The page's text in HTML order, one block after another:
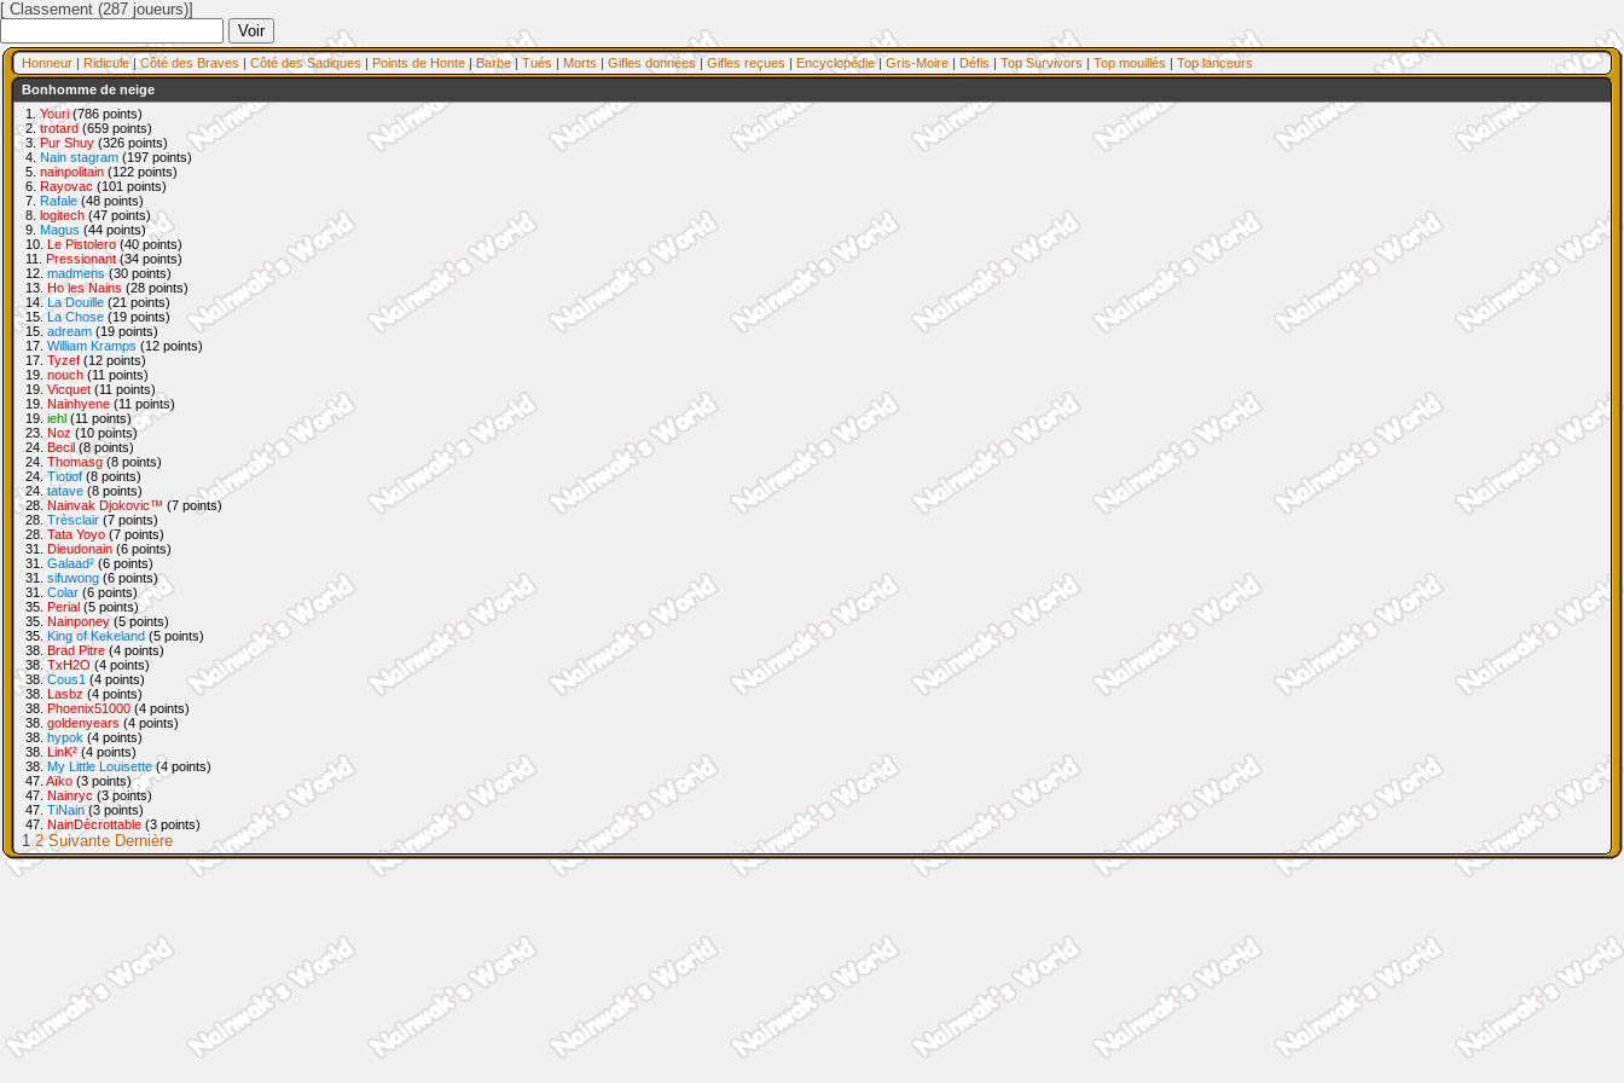
[ Classement (287 joueurs)]
Honneur | Ridicule|Côté des Braves | Côté des Sadiques | Points de Honte |Barbe| Tués | Morts | Gifles données | Gifles reçues | Encyclopédie| Gris-Moire | Défis | Top Survivors | Top mouillés | Top lanceurs
Bonhomme de neige
1. Youri(786 points)
2.trotard (659 points)
3. Pur Shuy (326 points)
4. Nain stagram (197 points)
5. nainpolitain (122 points)
6. Rayovac (101 points)
7. Rafale (48 points)
8. logitech (47 points)
9. Magus (44 points)
10. Le Pistolero(40 points)
11. Pressionant(34 points)
12. madmens(30 points)
13. Ho les Nains (28 points)
14.La Douille (21 points)
15.La Chose (19 points)
15. adream (19 points)
17. William Kramps (12 points)
17. Tyzef (12 points)
19. nouch (11 points)
19. Vicquet (11 points)
19. Nainhyene (11 points)
19. iehl (11 points)
23. Noz (10 points)
24. Becil (8 points)
24. Thomasg(8 points)
24.Tiotiof(8 points)
24.tatave (8 points)
28. Nainvak Djokovic™ (7 points)
28. Trèsclair (7 points)
28. Tata Yoyo (7 points)
31. Dieudonain (6 points)
31. Galaad² (6 points)
31. sifuwong (6 points)
31. Colar (6 points)
35. Perial (5 points)
35. Nainponey(5 points)
35. King of Kekeland (5 points)
38. Brad Pitre (4 points)
38.TxH2O (4 points)
38.Cous1 (4 points)
38. Lasbz (4 points)
38. Phoenix51000 (4 points)
38. goldenyears (4 points)
38. hypok (4 points)
38. LinK² (4 points)
38. My Little Louisette(4 points)
47. Aïko (3 points)
47. Nainryc (3 points)
47. TiNain(3 points)
47. NainDécrottable (3 points)
1 2 Suivante Dernière